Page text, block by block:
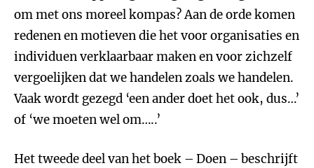
om met ons moreel kompas? Aan de orde komen
redenen en motieven die het voor organisaties en
individuen verklaarbaar maken en voor zichzelf
vergoelijken dat we handelen zoals we handelen.
Vaak wordt gezegd ‘een ander doet het ook, dus…’
of ‘we moeten wel om…..’
Het tweede deel van het boek – Doen – beschrijft